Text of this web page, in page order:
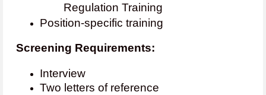
Regulation Training
Position-specific training
Screening Requirements:
Interview
Two letters of reference